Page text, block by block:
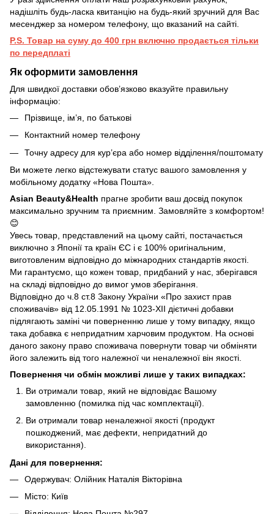
надішліть будь-ласка квитанцію на будь-який зручний для Вас
месенджер за номером телефону, що вказаний на сайті.
P.S. Товар на суму до 400 грн включно продається тільки
по передплаті
Як оформити замовлення
Для швидкої доставки обов’язково вказуйте правильну
інформацію:
Прізвище, ім’я, по батькові
Контактний номер телефону
Точну адресу для кур’єра або номер відділення/поштомату
Ви можете легко відстежувати статус вашого замовлення у
мобільному додатку «Нова Пошта».
Asian Beauty&Health прагне зробити ваш досвід покупок
максимально зручним та приємним. Замовляйте з комфортом!
😊
Увесь товар, представлений на цьому сайті, постачається
виключно з Японії та країн ЄС і є 100% оригінальним,
виготовленим відповідно до міжнародних стандартів якості.
Ми гарантуємо, що кожен товар, придбаний у нас, зберігався
на складі відповідно до вимог умов зберігання.
Відповідно до ч.8 ст.8 Закону України «Про захист прав
споживачів» від 12.05.1991 № 1023-ХІІ дієтичні добавки
підлягають заміні чи поверненню лише у тому випадку, якщо
така добавка є непридатним харчовим продуктом. На основі
даного закону право споживача повернути товар чи обміняти
його залежить від того належної чи неналежної він якості.
Повернення чи обмін можливі лише у таких випадках:
Ви отримали товар, який не відповідає Вашому
замовленню (помилка під час комплектації).
Ви отримали товар неналежної якості (продукт
пошкоджений, має дефекти, непридатний до
використання).
Дані для повернення:
Одержувач: Олійник Наталія Вікторівна
Місто: Київ